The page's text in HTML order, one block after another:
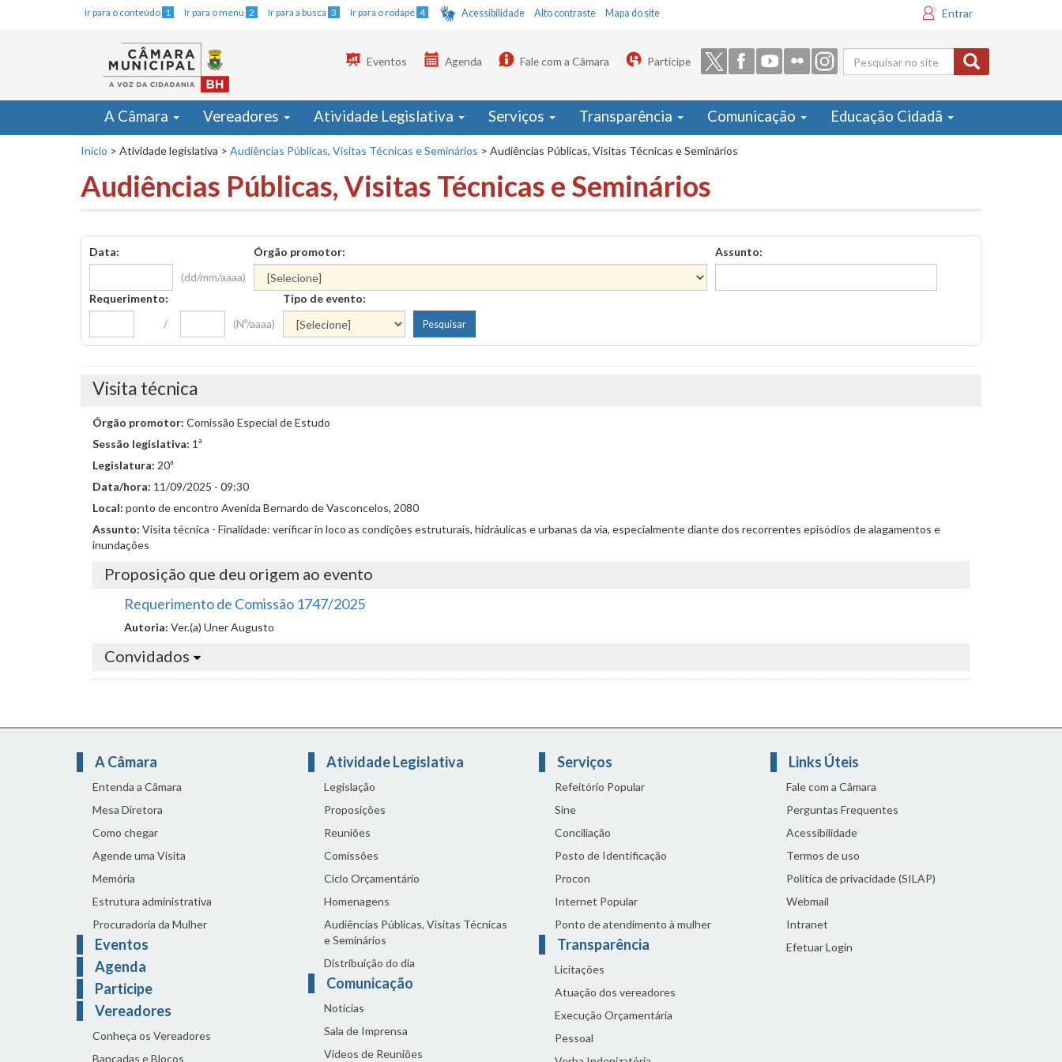
Ir para o conteúdo 1 Ir para o menu 2 Ir para a busca 3 Ir para o rodapé 4 Acessibilidade Alto contraste Mapa do site Entrar
Formulário
de busca
Eventos Agenda Fale com a Câmara Participe
A Câmara Vereadores Atividade Legislativa Serviços Transparência Comunicação Educação Cidadã
Início > Atividade legislativa > Audiências Públicas, Visitas Técnicas e Seminários > Audiências Públicas, Visitas Técnicas e Seminários
Audiências Públicas, Visitas Técnicas e Seminários
Data:
(dd/mm/aaaa)
Órgão promotor: Assunto:
Requerimento:
/
(Nº/aaaa)
Tipo de evento:
Visita técnica
Órgão promotor: Comissão Especial de Estudo
Sessão legislativa: 1ª
Legislatura: 20ª
Data/hora: 11/09/2025 - 09:30
Local: ponto de encontro Avenida Bernardo de Vasconcelos, 2080
Assunto: Visita técnica - Finalidade: verificar in loco as condições estruturais, hidráulicas e urbanas da via, especialmente diante dos recorrentes episódios de alagamentos e
inundações
Proposição que deu origem ao evento
Requerimento de Comissão 1747/2025
Autoria: Ver.(a) Uner Augusto
Convidados
A Câmara
Entenda a Câmara
Mesa Diretora
Como chegar
Agende uma Visita
Memória
Estrutura administrativa
Procuradoria da Mulher
Eventos
Agenda
Participe
Vereadores
Conheça os Vereadores
Bancadas e Blocos
Atividade Legislativa
Legislação
Proposições
Reuniões
Comissões
Ciclo Orçamentário
Homenagens
Audiências Públicas, Visitas Técnicas
e Seminários
Distribuição do dia
Comunicação
Notícias
Sala de Imprensa
Vídeos de Reuniões
Serviços
Refeitório Popular
Sine
Conciliação
Posto de Identificação
Procon
Internet Popular
Ponto de atendimento à mulher
Transparência
Licitações
Atuação dos vereadores
Execução Orçamentária
Pessoal
Links Úteis
Fale com a Câmara
Perguntas Frequentes
Acessibilidade
Termos de uso
Política de privacidade (SILAP)
Webmail
Intranet
Efetuar Login